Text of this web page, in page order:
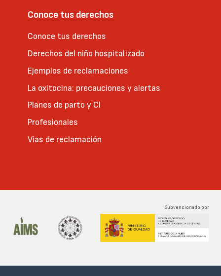
Conoce tus derechos
Conoce tus derechos
Derechos del niño hospitalizado
Ejemplos de reclamaciones
La oxitocina: precauciones y alertas
Planes de parto y CI
Profesionales
Vías de reclamación
Subvencionado por